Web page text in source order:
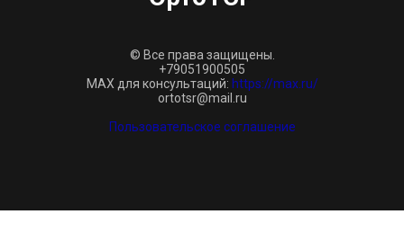
© Все права защищены.
+79051900505
MAX для консультаций: https://max.ru/
ortotsr@mail.ru
Пользовательское соглашение